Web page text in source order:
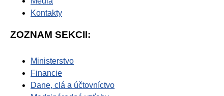
Kontakty
ZOZNAM SEKCII:
Ministerstvo
Financie
Dane, clá a účtovníctvo